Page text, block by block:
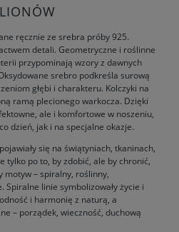
ręcznie ze srebra próby 925.
detali. Geometryczne i roślinne
przypominają wzory z dawnych
srebro podkreśla surową
głębi i charakteru. Kolczyki na
ramą plecionego warkocza. Dzięki
ale i komfortowe w noszeniu,
dzień, jak i na specjalne okazje.
się na świątyniach, tkaninach,
tylko po to, by zdobić, ale by chronić,
motyw – spiralny, roślinny,
Spiralne linie symbolizowały życie i
i harmonię z naturą, a
– porządek, wieczność, duchową